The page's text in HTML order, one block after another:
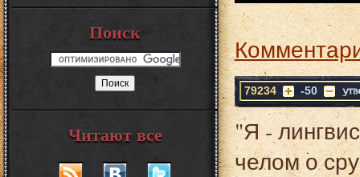
79234 -50
"Я -
челом о
Поиск
Читают все